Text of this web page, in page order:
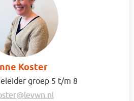
Koster
groep 5 t/m 8